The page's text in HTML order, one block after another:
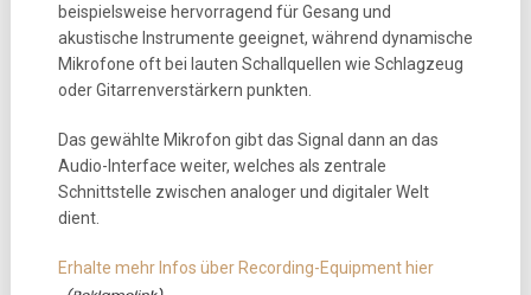
beispielsweise hervorragend für Gesang und
akustische Instrumente geeignet, während dynamische
Mikrofone oft bei lauten Schallquellen wie Schlagzeug
oder Gitarrenverstärkern punkten.
Das gewählte Mikrofon gibt das Signal dann an das
Audio-Interface weiter, welches als zentrale
Schnittstelle zwischen analoger und digitaler Welt
dient.
Erhalte mehr Infos über Recording-Equipment hier